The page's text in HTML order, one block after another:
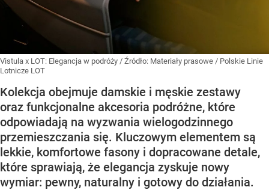
Vistula x LOT: Elegancja w podróży / Źródło: Materiały prasowe / Polskie Linie
Lotnicze LOT
Kolekcja obejmuje damskie i męskie zestawy
oraz funkcjonalne akcesoria podróżne, które
odpowiadają na wyzwania wielogodzinnego
przemieszczania się. Kluczowym elementem są
lekkie, komfortowe fasony i dopracowane detale,
które sprawiają, że elegancja zyskuje nowy
wymiar: pewny, naturalny i gotowy do działania.